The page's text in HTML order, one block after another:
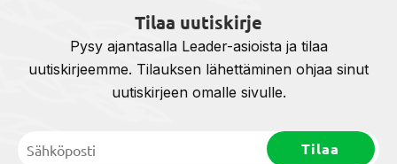
Tilaa uutiskirje
Pysy ajantasalla Leader-asioista ja tilaa
uutiskirjeemme. Tilauksen lähettäminen ohjaa sinut
uutiskirjeen omalle sivulle.